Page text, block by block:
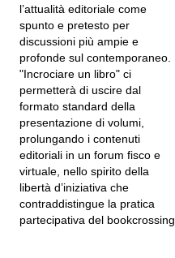
l’attualità editoriale come
spunto e pretesto per
discussioni più ampie e
profonde sul contemporaneo.
"Incrociare un libro" ci
permetterà di uscire dal
formato standard della
presentazione di volumi,
prolungando i contenuti
editoriali in un forum fisco e
virtuale, nello spirito della
libertà d’iniziativa che
contraddistingue la pratica
partecipativa del bookcrossing.